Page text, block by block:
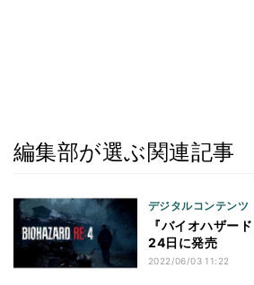
編集部が選ぶ関連記事
デジタルコンテンツ
『バイオハザー
24日に発売
2022/06/03 11:22